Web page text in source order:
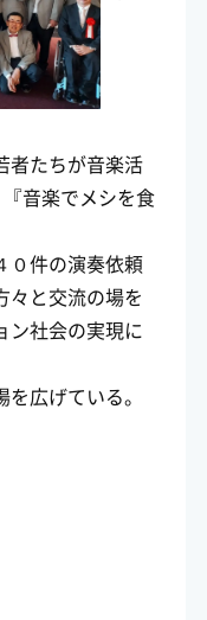
者たちが音楽活
音楽でメシを食
０件の演奏依頼
々と交流の場を
ン社会の実現に
広げている。